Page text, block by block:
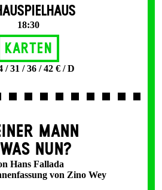
18:30
Karten
/ 31 / 36 / 42 € / D
MANN
NUN?
Hans Fallada
von Zino Wey